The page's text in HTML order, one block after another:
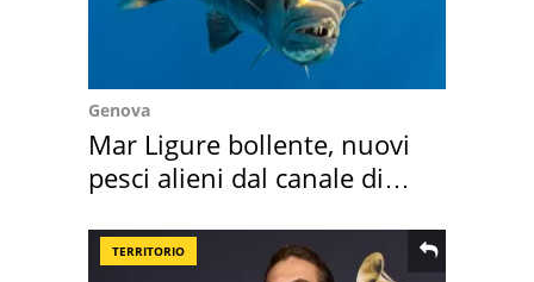
Genova
Mar Ligure bollente, nuovi
pesci alieni dal canale di
TERRITORIO